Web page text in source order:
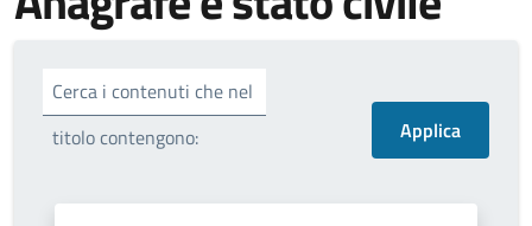
Cerca i contenuti che nel
titolo contengono: